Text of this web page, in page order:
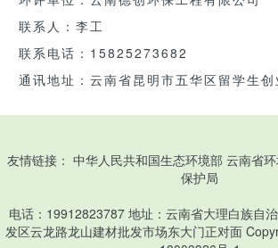
联系人：李工
联系电话：15825273682
通讯地址：云南省昆明市五华区留学生
友情链接： 中华人民共和国生态环境部 云南省
保护局
电话：19912823787 地址：云南省大理白族自
发区云龙路龙山建材批发市场东大门正对面